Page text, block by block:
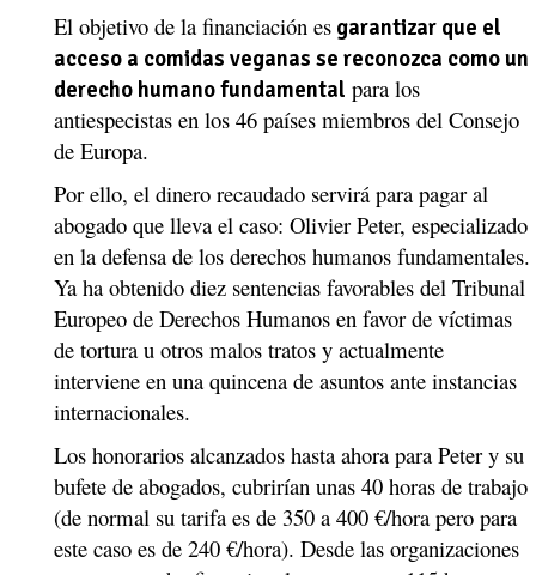
El objetivo de la financiación esgarantizar que el
acceso a comidas veganas se reconozca como un
derecho humano fundamental para los
antiespecistas en los 46 países miembros del Consejo
de Europa.
Por ello, el dinero recaudado servirá para pagar al
abogado que lleva el caso: Olivier Peter, especializado
en la defensa de los derechos humanos fundamentales.
Ya ha obtenido diez sentencias favorables del Tribunal
Europeo de Derechos Humanos en favor de víctimas
de tortura u otros malos tratos y actualmente
interviene en una quincena de asuntos ante instancias
internacionales.
Los honorarios alcanzados hasta ahora para Peter y su
bufete de abogados, cubrirían unas 40 horas de trabajo
(de normal su tarifa es de 350 a 400 €/hora pero para
este caso es de 240 €/hora). Desde las organizaciones